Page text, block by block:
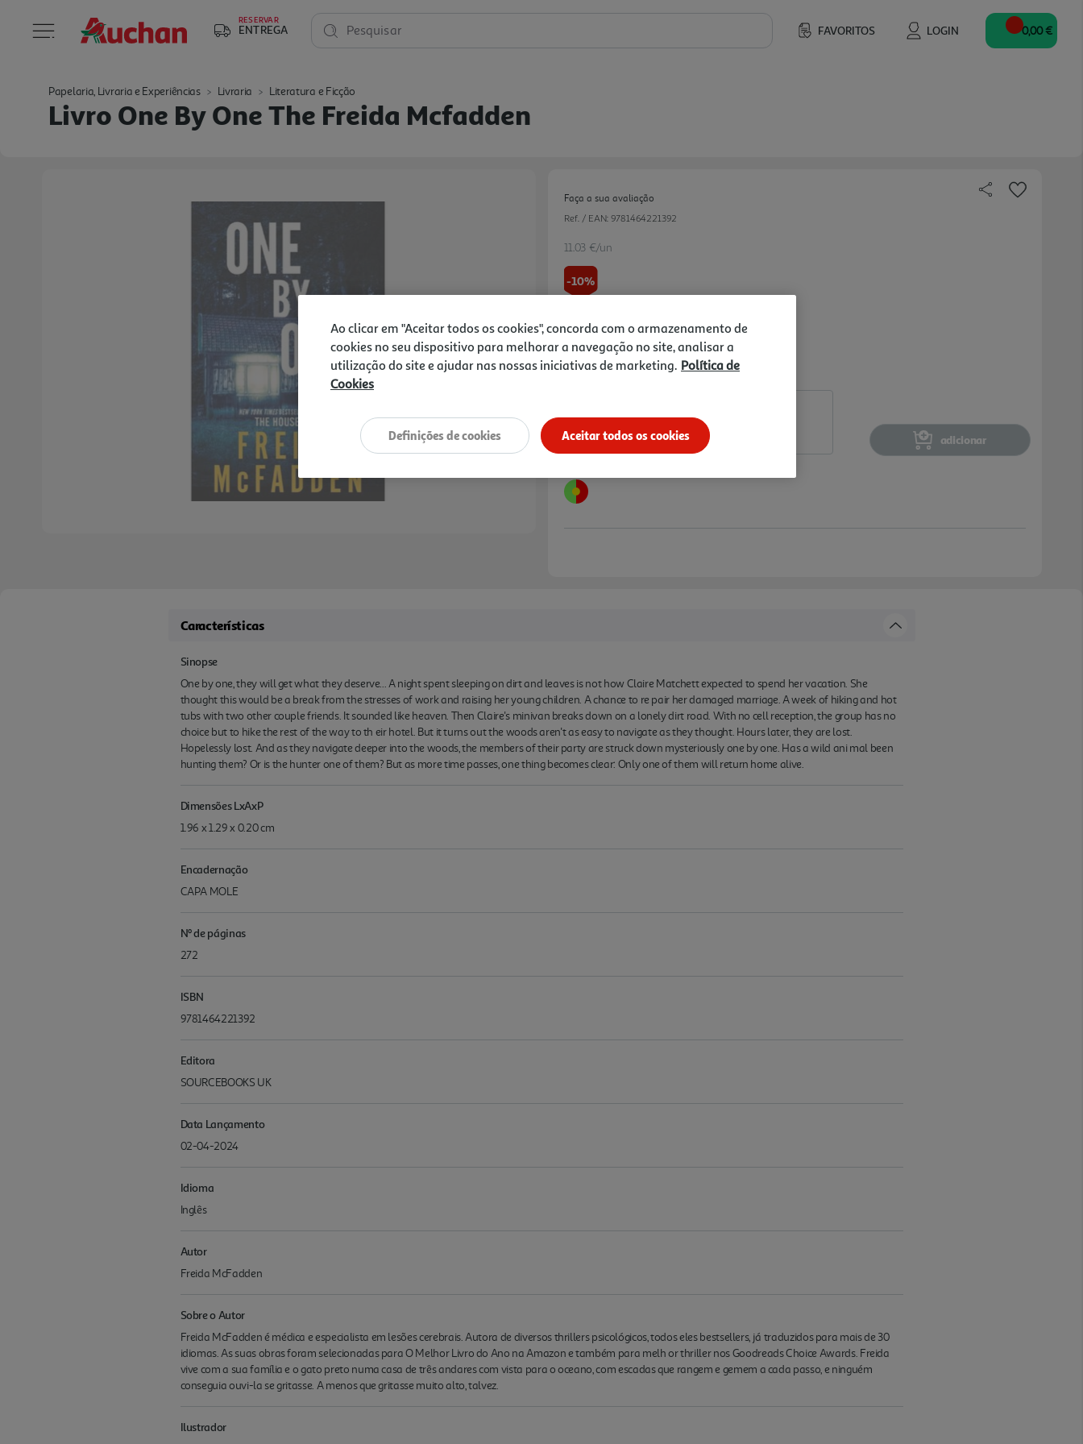
RESERVAR
ENTREGA FAVORITOS LOGIN
Pesquisar 0,00 €
Papelaria, Livraria e Experiências Livraria Literatura e Ficção
Livro One By One The Freida Mcfadden
Faça a sua avaliação
Ref. / EAN: 9781464221392
11.03 €/un
-10%
12,25 €
11,03 €
Notas de preparação
adicionar
Características
Sinopse
One by one, they will get what they deserve... A night spent sleeping on dirt and leaves is not how Claire Matchett expected to spend her vacation. She
thought this would be a break from the stresses of work and raising her young children. A chance to re pair her damaged marriage. A week of hiking and hot
tubs with two other couple friends. It sounded like heaven. Then Claire's minivan breaks down on a lonely dirt road. With no cell reception, the group has no
choice but to hike the rest of the way to th eir hotel. But it turns out the woods aren't as easy to navigate as they thought. Hours later, they are lost.
Hopelessly lost. And as they navigate deeper into the woods, the members of their party are struck down mysteriously one by one. Has a wild ani mal been
hunting them? Or is the hunter one of them? But as more time passes, one thing becomes clear: Only one of them will return home alive.
Dimensões LxAxP
1.96 x 1.29 x 0.20 cm
Encadernação
CAPA MOLE
Nº de páginas
272
ISBN
9781464221392
Editora
SOURCEBOOKS UK
Data Lançamento
02-04-2024
Idioma
Inglês
Autor
Freida McFadden
Sobre o Autor
Freida McFadden é médica e especialista em lesões cerebrais. Autora de diversos thrillers psicológicos, todos eles bestsellers, já traduzidos para mais de 30
idiomas. As suas obras foram selecionadas para O Melhor Livro do Ano na Amazon e também para melh or thriller nos Goodreads Choice Awards. Freida
vive com a sua família e o gato preto numa casa de três andares com vista para o oceano, com escadas que rangem e gemem a cada passo, e ninguém
conseguia ouvi-la se gritasse. A menos que gritasse muito alto, talvez.
Ilustrador
Ao clicar em "Aceitar todos os cookies", concorda com o armazenamento de
cookies no seu dispositivo para melhorar a navegação no site, analisar a
utilização do site e ajudar nas nossas iniciativas de marketing. Política de
Cookies
Aceitar todos os cookies
Definições de cookies